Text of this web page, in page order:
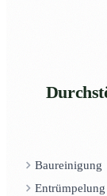
Baureinigung
Entrümpelung